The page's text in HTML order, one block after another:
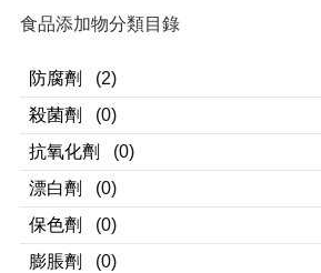
食品添加物分類目錄
防腐劑
(2)
殺菌劑
(0)
抗氧化劑
(0)
漂白劑
(0)
保色劑
(0)
膨脹劑
(0)